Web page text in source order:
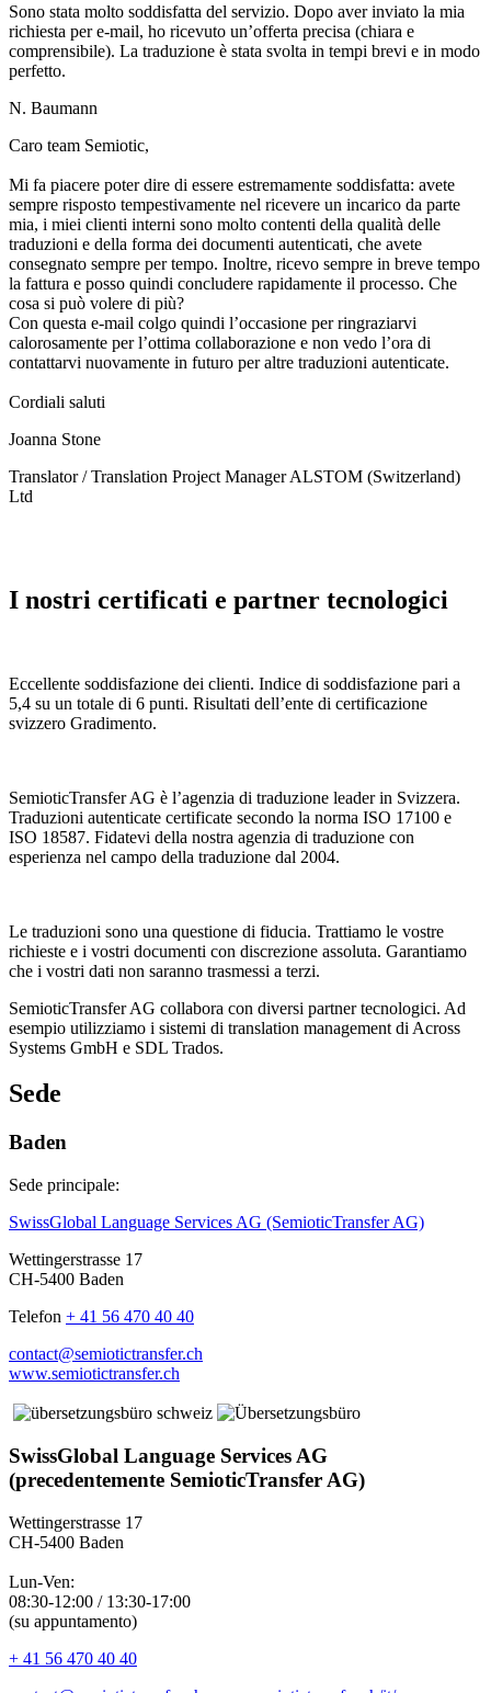
Sono stata molto soddisfatta del servizio. Dopo aver inviato la mia
richiesta per e-mail, ho ricevuto un’offerta precisa (chiara e
comprensibile). La traduzione è stata svolta in tempi brevi e in modo
perfetto.
N. Baumann
Caro team Semiotic,
Mi fa piacere poter dire di essere estremamente soddisfatta: avete
sempre risposto tempestivamente nel ricevere un incarico da parte
mia, i miei clienti interni sono molto contenti della qualità delle
traduzioni e della forma dei documenti autenticati, che avete
consegnato sempre per tempo. Inoltre, ricevo sempre in breve tempo
la fattura e posso quindi concludere rapidamente il processo. Che
cosa si può volere di più?
Con questa e-mail colgo quindi l’occasione per ringraziarvi
calorosamente per l’ottima collaborazione e non vedo l’ora di
contattarvi nuovamente in futuro per altre traduzioni autenticate.
Cordiali saluti
Joanna Stone
Translator / Translation Project Manager ALSTOM (Switzerland)
Ltd
I nostri certificati e partner tecnologici
Eccellente soddisfazione dei clienti. Indice di soddisfazione pari a
5,4 su un totale di 6 punti. Risultati dell’ente di certificazione
svizzero Gradimento.
SemioticTransfer AG è l’agenzia di traduzione leader in Svizzera.
Traduzioni autenticate certificate secondo la norma ISO 17100 e
ISO 18587. Fidatevi della nostra agenzia di traduzione con
esperienza nel campo della traduzione dal 2004.
Le traduzioni sono una questione di fiducia. Trattiamo le vostre
richieste e i vostri documenti con discrezione assoluta. Garantiamo
che i vostri dati non saranno trasmessi a terzi.
SemioticTransfer AG collabora con diversi partner tecnologici. Ad
esempio utilizziamo i sistemi di translation management di Across
Systems GmbH e SDL Trados.
Sede
Baden
Sede principale:
SwissGlobal Language Services AG (SemioticTransfer AG)
Wettingerstrasse 17
CH-5400 Baden
Telefon + 41 56 470 40 40
contact@semiotictransfer.ch
www.semiotictransfer.ch
SwissGlobal Language Services AG
(precedentemente SemioticTransfer AG)
Wettingerstrasse 17
CH-5400 Baden
Lun-Ven:
08:30-12:00 / 13:30-17:00
(su appuntamento)
+ 41 56 470 40 40